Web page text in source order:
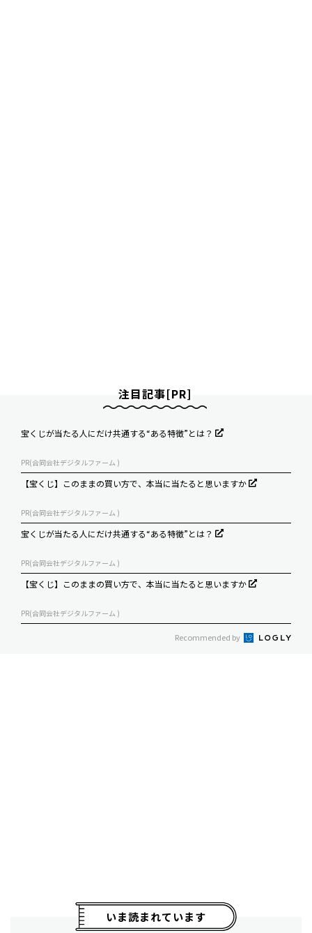
注目記事[PR]
宝くじが当たる人にだけ共通する“ある特徴”とは？
PR(合同会社デジタルファーム )
【宝くじ】このままの買い方で、本当に当たると思いますか
PR(合同会社デジタルファーム )
宝くじが当たる人にだけ共通する“ある特徴”とは？
PR(合同会社デジタルファーム )
【宝くじ】このままの買い方で、本当に当たると思いますか
PR(合同会社デジタルファーム )
Recommended by
いま読まれています